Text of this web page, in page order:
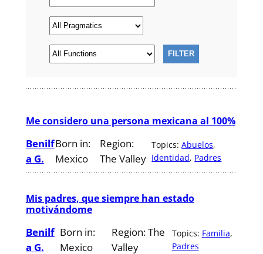
Me considero una persona mexicana al 100%
Benilf
a G.
Born in:
Mexico
Region:
The Valley
Topics:Abuelos
Identidad, Padres
Mis padres, que siempre han estado
motivándome
Benilf
a G.
Born in:
Mexico
Region:The
Valley
Topics: Familia
Padres